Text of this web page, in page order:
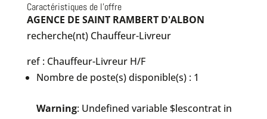
Caractéristiques de l'offre
AGENCE DE SAINT RAMBERT D'ALBON
recherche(nt) Chauffeur-Livreur
ref : Chauffeur-Livreur H/F
Nombre de poste(s) disponible(s) : 1
Warning: Undefined variable $lescontrat in